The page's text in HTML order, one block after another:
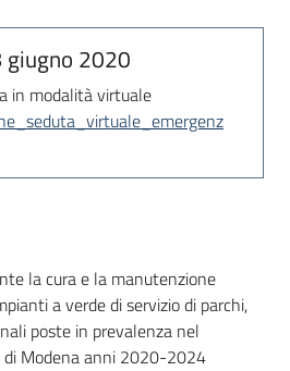
giugno 2020
in modalità virtuale
la cura e la manutenzione
a verde di servizio di parchi,
poste in prevalenza nel
di Modena anni 2020-2024